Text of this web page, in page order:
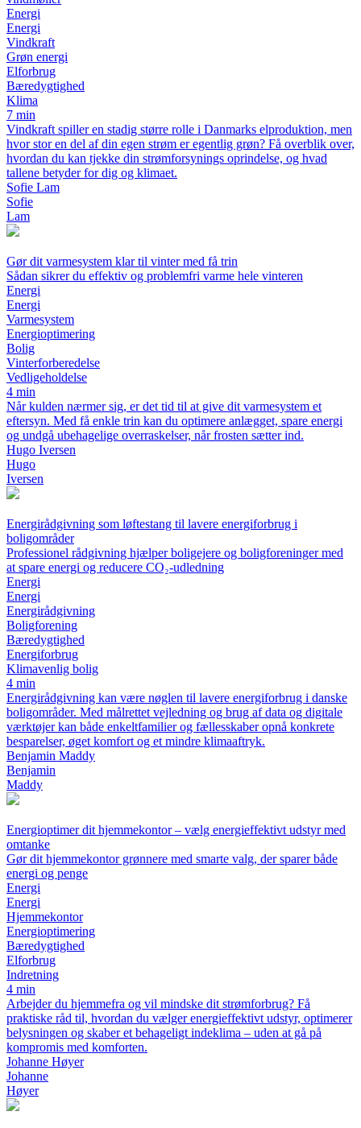
Energi
Energi
Vindkraft
Grøn energi
Elforbrug
Bæredygtighed
Klima
7 min
Vindkraft spiller en stadig større rolle i Danmarks elproduktion, men
hvor stor en del af din egen strøm er egentlig grøn? Få overblik over,
hvordan du kan tjekke din strømforsynings oprindelse, og hvad
tallene betyder for dig og klimaet.
Sofie Lam
Sofie
Lam
Gør dit varmesystem klar til vinter med få trin
Sådan sikrer du effektiv og problemfri varme hele vinteren
Energi
Energi
Varmesystem
Energioptimering
Bolig
Vinterforberedelse
Vedligeholdelse
4 min
Når kulden nærmer sig, er det tid til at give dit varmesystem et
eftersyn. Med få enkle trin kan du optimere anlægget, spare energi
og undgå ubehagelige overraskelser, når frosten sætter ind.
Hugo Iversen
Hugo
Iversen
Energirådgivning som løftestang til lavere energiforbrug i
boligområder
Professionel rådgivning hjælper boligejere og boligforeninger med
at spare energi og reducere CO₂-udledning
Energi
Energi
Energirådgivning
Boligforening
Bæredygtighed
Energiforbrug
Klimavenlig bolig
4 min
Energirådgivning kan være nøglen til lavere energiforbrug i danske
boligområder. Med målrettet vejledning og brug af data og digitale
værktøjer kan både enkeltfamilier og fællesskaber opnå konkrete
besparelser, øget komfort og et mindre klimaaftryk.
Benjamin Maddy
Benjamin
Maddy
Energioptimer dit hjemmekontor – vælg energieffektivt udstyr med
omtanke
Gør dit hjemmekontor grønnere med smarte valg, der sparer både
energi og penge
Energi
Energi
Hjemmekontor
Energioptimering
Bæredygtighed
Elforbrug
Indretning
4 min
Arbejder du hjemmefra og vil mindske dit strømforbrug? Få
praktiske råd til, hvordan du vælger energieffektivt udstyr, optimerer
belysningen og skaber et behageligt indeklima – uden at gå på
kompromis med komforten.
Johanne Høyer
Johanne
Høyer